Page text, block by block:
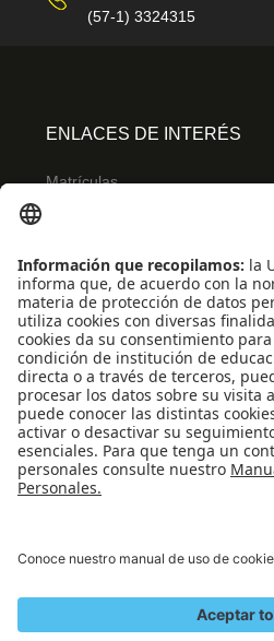
(57-1) 3324315
ENLACES DE INTERÉS
Matrículas
Biblioteca
Eventos
Educación continua
SCOPUS
Decanatura de Estudiantes
WEB OF SCIENCE